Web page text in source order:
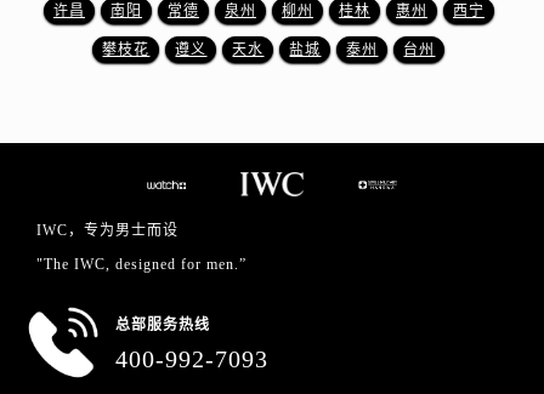
浙江省杭州市上城区钱江路1366号华润大厦A座5层503-5室万国售后服务中心（需提前预约）
许昌 南阳 常德 泉州 柳州 桂林 惠州 西宁
攀枝花 遵义 天水 盐城 泰州 台州
IWC，专为男士而设
"The IWC, designed for men.”
总部服务热线
400-992-7093